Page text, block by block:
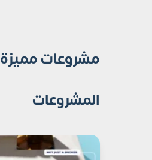
مشروعات مميزة
المشروعات